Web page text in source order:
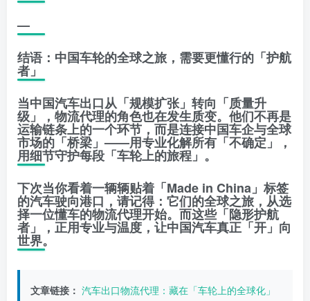
—
结语：中国车轮的全球之旅，需要更懂行的「护航
者」
当中国汽车出口从「规模扩张」转向「质量升
级」，物流代理的角色也在发生质变。他们不再是
运输链条上的一个环节，而是连接中国车企与全球
市场的「桥梁」——用专业化解所有「不确定」，
用细节守护每段「车轮上的旅程」。
下次当你看着一辆辆贴着「Made in China」标签
的汽车驶向港口，请记得：它们的全球之旅，从选
择一位懂车的物流代理开始。而这些「隐形护航
者」，正用专业与温度，让中国汽车真正「开」向
世界。
文章链接： 汽车出口物流代理：藏在「车轮上的全球化」